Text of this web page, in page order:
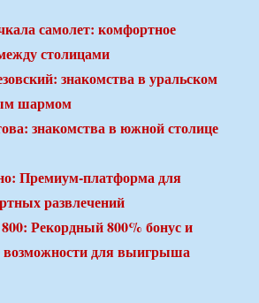
самолет: комфортное
столицами
знакомства в уральском
шармом
знакомства в южной столице
Премиум-платформа для
развлечений
Рекордный 800% бонус и
возможности для выигрыша